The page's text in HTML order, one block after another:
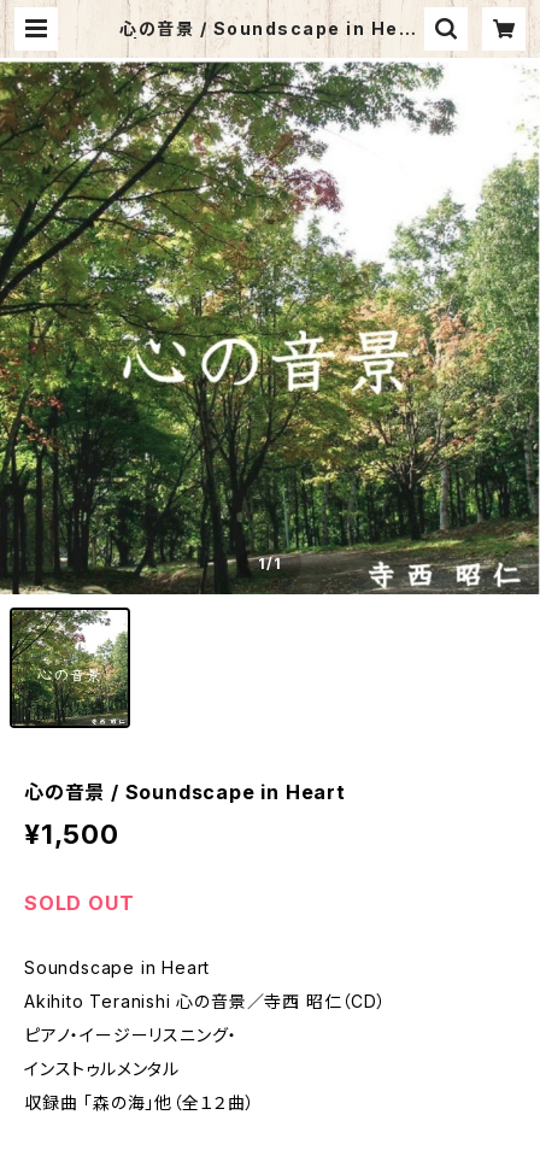
心の音景 / Soundscape in Hear
t | サウンズ・ア・ラ・カルト オンライ
ンショップ
1/1
心の音景 / Soundscape in Heart
¥1,500
SOLD OUT
Soundscape in Heart
Akihito Teranishi 心の音景／寺西 昭仁（CD）
ピアノ・イージーリスニング・
インストゥルメンタル
収録曲 「森の海」他（全１２曲）